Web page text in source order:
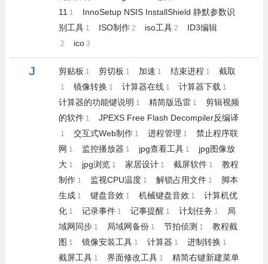
11 1
InnoSetup NSIS InstallShield 静默参数识
别工具 1 ISO制作 2 iso工具 2 ID3编辑
2 ico 3
J 剪贴板 1 剪切板 1 加速 1 结束进程 1 截取
1 镜像转换 1 计算器在线 1 计算器下载 1
计算器的功能键说明 1 精简版迅雷 1
剪辑视频
的软件 1 JPEXS Free Flash Decompiler反编译
1 交互式Web制作 1 进程管理 1
禁止程序联
网 1 监控播放器 1 jpg查看工具 1
jpg图像放
大 1 jpg浏览 1 家居设计 1 截屏软件 1
教程
制作 1 监视CPU温度 1 解锁占用文件 1
脚本
生成 1 键盘音效 1 机械键盘音效 1
计算机优
化 1 记录事件 1 记事提醒 1 计划任务 1
局
域网同步 1 局域网备份 1 节拍侦测 1
教程截
图 1 镜像安装工具 1 计算器 1 进制转换 1
截屏工具 1 界面修改工具 1 精简右键新建菜单